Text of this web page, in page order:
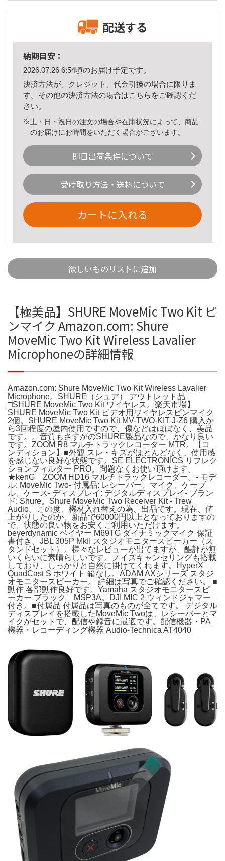
配送する
納期目安：
2026.07.26 6:54頃のお届け予定です。
決済方法が、クレジット、代金引換の場合に限りま
す。その他の決済方法の場合はこちら をご確認くだ
さい。
※土・日・祝日の注文の場合や在庫状況によって、商品
のお届けにお時間をいただく場合がございます。
即日出荷条件について
受け取り方法・送料について
カートに入れる
欲しいものリストに追加
【極美品】SHURE MoveMic Two Kit ピ
ンマイク Amazon.com: Shure
MoveMic Two Kit Wireless Lavalier
Microphoneの詳細情報
Amazon.com: Shure MoveMic Two Kit Wireless Lavalier
Microphone。SHURE（シュア） アウトレット品
□SHURE MoveMic Two Kit ワイヤレス。楽天市場】
SHURE MoveMic Two Kit ビデオ用ワイヤレスピンマイク
2個。SHURE MoveMic Two Kit MV-TWO-KIT-J-Z6 購入か
ら3回程度の屋内使用ですので、傷などはほぼなく、美品
です。。音質もさすがのSHURE製品なので、かなり良い
です。ZOOM R8 マルチトラックレコーダー MTR。【コ
ンディション】■外観 スレ・キズがほとんどなく、使用感
を感じない良好な状態です。SE ELECTRONICS リフレク
ションフィルター PRO。問題なくお使い頂けます。
★kenG ZOOM HD16 マルチトラックレコーダー。- モデ
ル: MoveMic Two- 付属品: レシーバー、マイク、ケーブ
ル、ケース- ディスプレイ: デジタルディスプレイ- ブラン
ド: Shure。Shure MoveMic Two Receiver Kit - Trew
Audio。この度、機材入れ替えの為、出品です。現在、値
上がりしたのか、新品で60000円以上となっておりますの
で、状態の良い物をお安くご利用いただけます。
beyerdynamic ベイヤー M69TG ダイナミックマイク 保証
書付き。JBL 305P MkII スタジオモニタースピーカー（ス
タンドセット）。様々なレビューが出てますが、酷評が無
いくらいに素晴らしいです。ノイズキャンセリングも搭載
しており、しっかりと自然に掛けてくれます。HyperX
QuadCast S ホワイト 箱なし。ADAM AXシリーズ スタジ
オモニタースピーカー。 詳細は写真でご確認ください。 ■
動作 各部動作良好です。Yamaha スタジオモニタースピ
ーカー ブラック MSP3A。DJI MIC 2 ウィンドジャマー
付き。■付属品 付属品は写真のものが全てです。 デジタル
ディスプレイを搭載したMoveMic Twoは、レシーバーとマ
イクがセットで、配信や録音に最適です。配信機器・PA
機器・レコーディング機器 Audio-Technica AT4040